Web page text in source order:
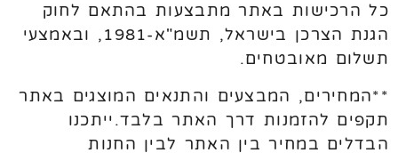
כל הרכישות באתר מתבצעות בהתאם לחוק
הגנת הצרכן בישראל, תשמ"א-1981, ובאמצעי
תשלום מאובטחים.
**המחירים, המבצעים והתנאים המוצגים באתר
תקפים להזמנות דרך האתר בלבד.ייתכנו
הבדלים במחיר בין האתר לבין החנות